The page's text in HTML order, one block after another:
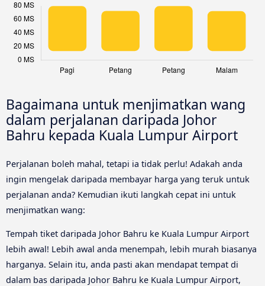
Bagaimana untuk menjimatkan wang
dalam perjalanan daripada Johor
Bahru kepada Kuala Lumpur Airport
Perjalanan boleh mahal, tetapi ia tidak perlu! Adakah anda
ingin mengelak daripada membayar harga yang teruk untuk
perjalanan anda? Kemudian ikuti langkah cepat ini untuk
menjimatkan wang:
Tempah tiket daripada Johor Bahru ke Kuala Lumpur Airport
lebih awal! Lebih awal anda menempah, lebih murah biasanya
harganya. Selain itu, anda pasti akan mendapat tempat di
dalam bas daripada Johor Bahru ke Kuala Lumpur Airport,